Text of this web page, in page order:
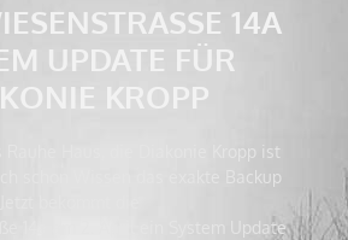
14A S
UPDATE FÜR D
KROPP
Rauhe Haus, die Diakonie Kropp ist
schon Wissen das exakte Backup
bekommt die
14a am 2. April ein System Update